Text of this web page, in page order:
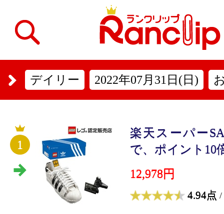
デイリー 2022年07月31日(日)
1
楽天スーパー
で、ポイント10
12,978円
4.94点 /